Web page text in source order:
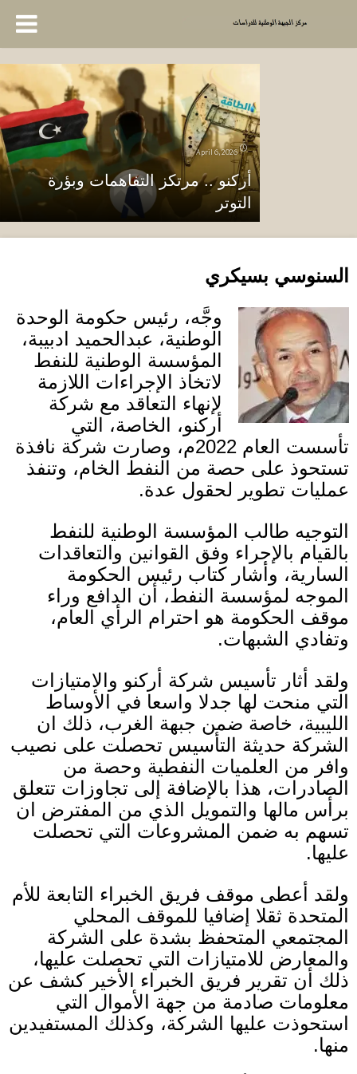
April 6, 2026
أركنو .. مرتكز التفاهمات وبؤرة
التوتر
السنوسي بسيكري
وجَّه، رئيس حكومة الوحدة
الوطنية، عبدالحميد ادبيبة،
المؤسسة الوطنية للنفط
لاتخاذ الإجراءات اللازمة
لإنهاء التعاقد مع شركة
أركنو، الخاصة، التي
تأسست العام 2022م، وصارت شركة نافذة
تستحوذ على حصة من النفط الخام، وتنفذ
عمليات تطوير لحقول عدة.
التوجيه طالب المؤسسة الوطنية للنفط
بالقيام بالإجراء وفق القوانين والتعاقدات
السارية، وأشار كتاب رئيس الحكومة
الموجه لمؤسسة النفط، أن الدافع وراء
موقف الحكومة هو احترام الرأي العام،
وتفادي الشبهات.
ولقد أثار تأسيس شركة أركنو والامتيازات
التي منحت لها جدلا واسعا في الأوساط
الليبية، خاصة ضمن جبهة الغرب، ذلك ان
الشركة حديثة التأسيس تحصلت على نصيب
وافر من العلميات النفطية وحصة من
الصادرات، هذا بالإضافة إلى تجاوزات تتعلق
برأس مالها والتمويل الذي من المفترض ان
تسهم به ضمن المشروعات التي تحصلت
عليها.
ولقد أعطى موقف فريق الخبراء التابعة للأم
المتحدة ثقلا إضافيا للموقف المحلي
المجتمعي المتحفظ بشدة على الشركة
والمعارض للامتيازات التي تحصلت عليها،
ذلك أن تقرير فريق الخبراء الأخير كشف عن
معلومات صادمة من جهة الأموال التي
استحوذت عليها الشركة، وكذلك المستفيدين
منها.